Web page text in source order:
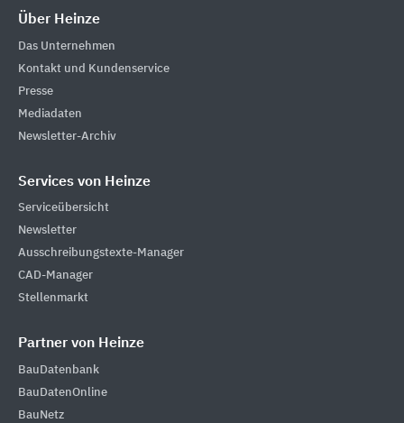
Über Heinze
Das Unternehmen
Kontakt und Kundenservice
Presse
Mediadaten
Newsletter-Archiv
Services von Heinze
Serviceübersicht
Newsletter
Ausschreibungstexte-Manager
CAD-Manager
Stellenmarkt
Partner von Heinze
BauDatenbank
BauDatenOnline
BauNetz